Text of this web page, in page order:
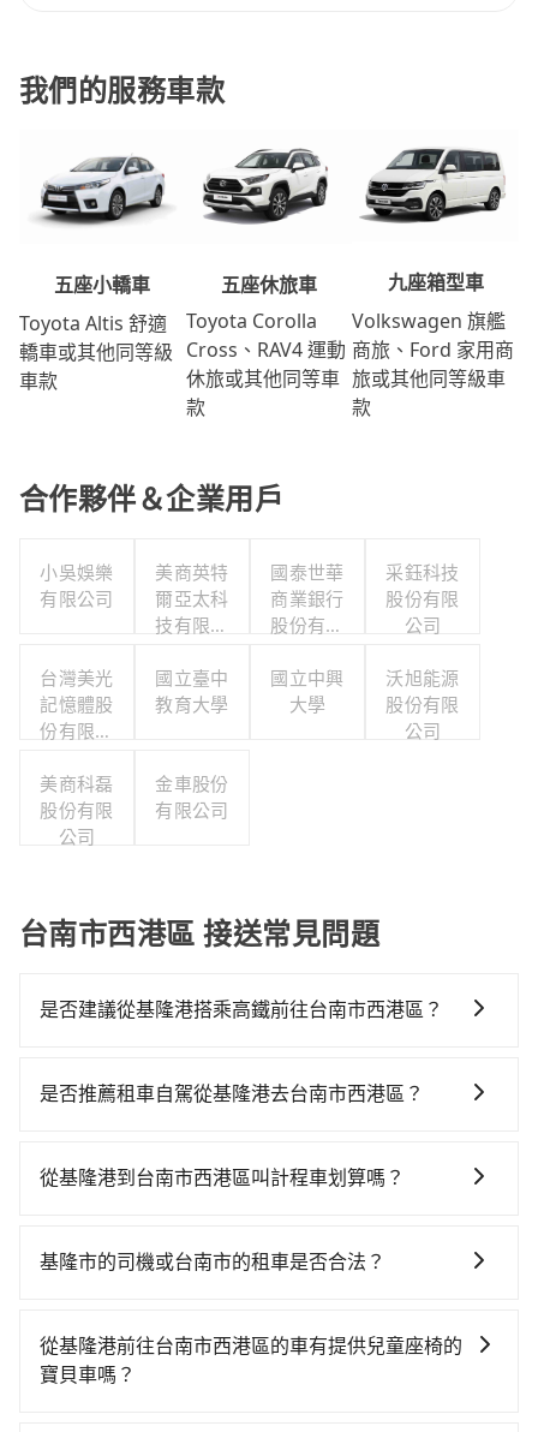
我們的服務車款
五座小轎車
Toyota Altis 舒適
轎車或其他同等級
車款
五座休旅車
Toyota Corolla
Cross、RAV4 運動
休旅或其他同等車
款
九座箱型車
Volkswagen 旗艦
商旅、Ford 家用商
旅或其他同等級車
款
合作夥伴＆企業用戶
小吳娛樂
有限公司
美商英特
爾亞太科
技有限公
國泰世華
商業銀行
股份有限
采鈺科技
股份有限
公司
台灣美光
記憶體股
份有限公
國立臺中
教育大學
國立中興
大學
沃旭能源
股份有限
公司
美商科磊
股份有限
公司
金車股份
有限公司
台南市西港區 接送常見問題
是否建議從基隆港搭乘高鐵前往台南市西港區？
時！從最早06:15一直到22:05，南港-台南一天最多有72
29分鐘。抵達高鐵站後，步行進站、現場購票並於月台
元，再用5分鐘出站、等待車站前排班的計程車，搭上小
鐘，假設4位同行，高鐵加轉乘之平均每人花費為1,720
元。但如果全程使用tripool並到府專車接送，則每人平
是否推薦租車自駕從基隆港去台南市西港區？
時不需要閉目養神（因為要自己開車），最重要的是你
$115~205承租小轎車，每公里再額外加收$3.2，從基隆
回），雖已將eTag和可能的每小時40元路邊停車費用預
估進去，但額外的汽車保險與可能的罰單都需自付。再
從基隆港到台南市西港區叫計程車划算嗎？
灣大車隊、Uber和Yoxi，如果在路邊攔不到車，也可考
7,940~9,500元間，但如改預約tripool可省高達
$3,400。但如果要考慮到回程，台南市僅有合法計程車
基隆市的司機或台南市的租車是否合法？
車、私家車或野雞車在招攬生意，這不僅是違法可能被
警察臨檢並趕下車，出意外後保險公司更是不會提供任
從基隆港前往台南市西港區的車有提供兒童座椅的
寶貝車嗎？